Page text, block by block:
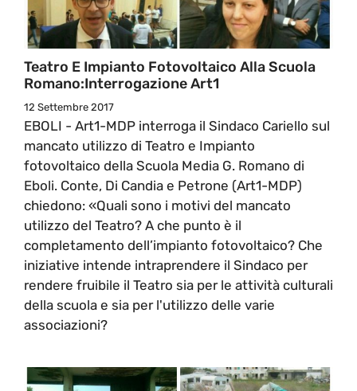
Teatro E Impianto Fotovoltaico Alla Scuola
Romano:Interrogazione Art1
12 Settembre 2017
EBOLI - Art1-MDP interroga il Sindaco Cariello sul
mancato utilizzo di Teatro e Impianto
fotovoltaico della Scuola Media G. Romano di
Eboli. Conte, Di Candia e Petrone (Art1-MDP)
chiedono: «Quali sono i motivi del mancato
utilizzo del Teatro? A che punto è il
completamento dell’impianto fotovoltaico? Che
iniziative intende intraprendere il Sindaco per
rendere fruibile il Teatro sia per le attività culturali
della scuola e sia per l'utilizzo delle varie
associazioni?